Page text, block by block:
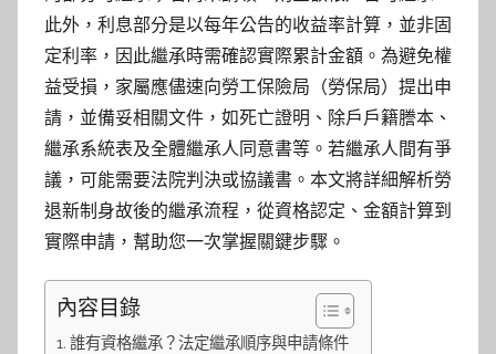
此外，利息部分是以每年公告的收益率計算，並非固
定利率，因此繼承時需確認實際累計金額。為避免權
益受損，家屬應儘速向勞工保險局（勞保局）提出申
請，並備妥相關文件，如死亡證明、除戶戶籍謄本、
繼承系統表及全體繼承人同意書等。若繼承人間有爭
議，可能需要法院判決或協議書。本文將詳細解析勞
退新制身故後的繼承流程，從資格認定、金額計算到
實際申請，幫助您一次掌握關鍵步驟。
內容目錄
誰有資格繼承？法定繼承順序與申請條件